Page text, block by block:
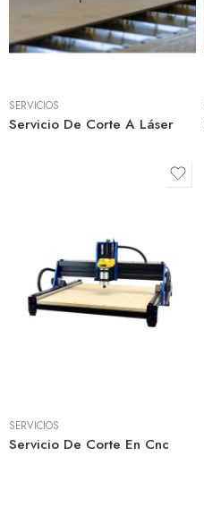
SERVICIOS
Servicio De Corte A Láser
SERVICIOS
Servicio De Corte En Cnc